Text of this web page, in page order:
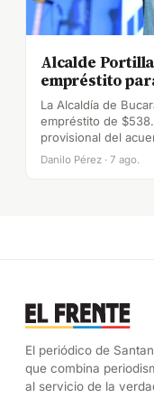
Alcalde
empréstito
La Alcaldía de
empréstito de
provisional del
Danilo Pérez · 7 ago.
El periódico de
que combina
al servicio de la